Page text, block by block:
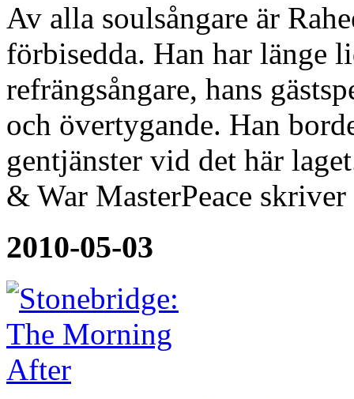
Av alla soulsångare är
förbisedda. Han har länge
refrängsångare, hans
och övertygande. Han
gentjänster vid det här
& War MasterPeace
2010-05-03